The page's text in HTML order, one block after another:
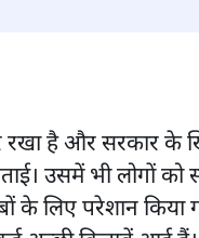
रखा है और सरकार के
उसमें भी लोगों
के लिए परेशान